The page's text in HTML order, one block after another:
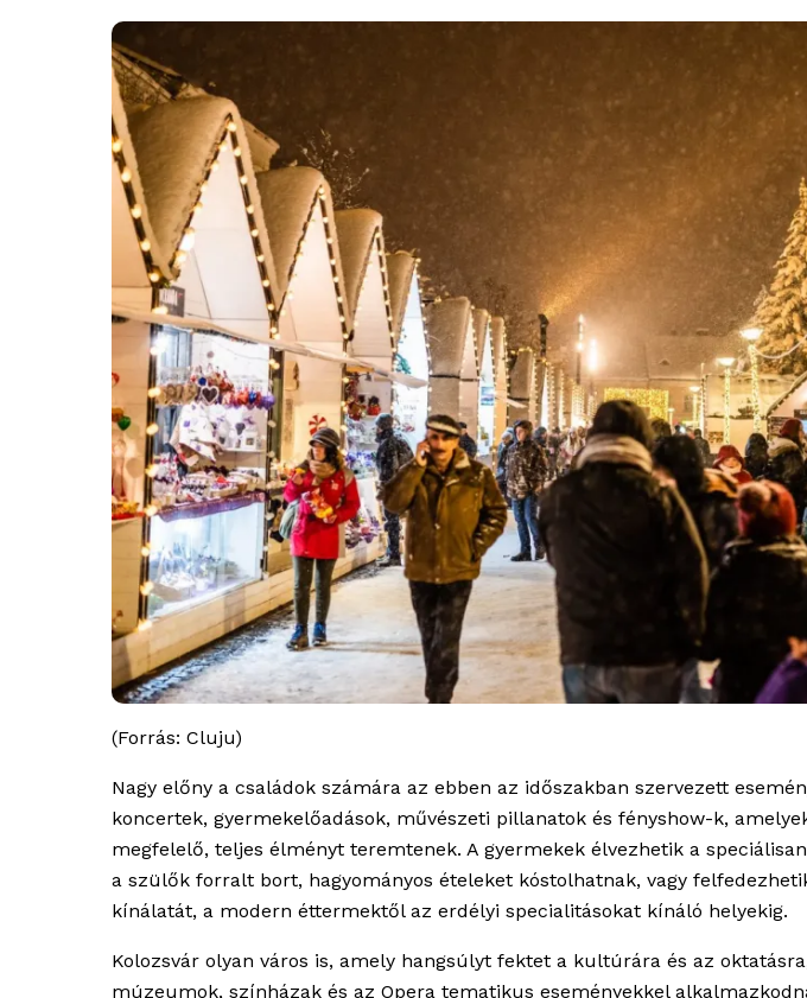
(Forrás: Cluju)
Nagy előny a családok számára az ebben az időszakban szervezett
koncertek, gyermekelőadások, művészeti pillanatok és fényshow-k,
megfelelő, teljes élményt teremtenek. A gyermekek élvezhetik a
a szülők forralt bort, hagyományos ételeket kóstolhatnak, vagy
kínálatát, a modern éttermektől az erdélyi specialitásokat kínáló helyekig.
Kolozsvár olyan város is, amely hangsúlyt fektet a kultúrára és az
múzeumok, színházak és az Opera tematikus eseményekkel